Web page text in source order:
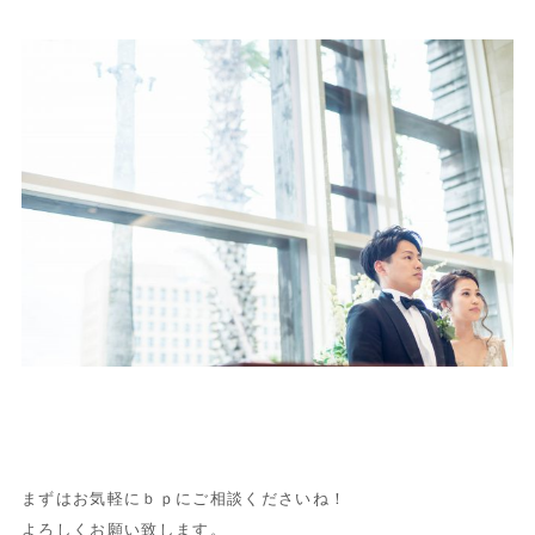
まずはお気軽にｂｐにご相談くださいね！
よろしくお願い致します。